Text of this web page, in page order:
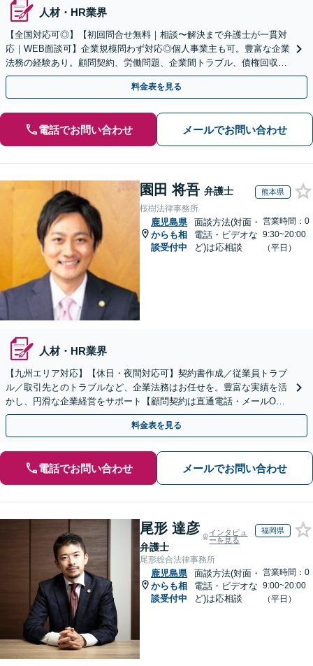
人材・HR業界
【全国対応可◎】【初回問合せ無料｜相談〜解決まで弁護士が一貫対
応｜WEB面談可】企業規模問わず対応◎個人事業主も可。豊富な企業
法務の経験あり。顧問契約、労働問題、企業間トラブル、債権回収、
契約書のリーガルチェック等、サポートします。
料金表を見る
電話でお問い合わせ メールでお問い合わせ
園田 将吾 弁護士 熊本県
桜樹法律事務所
鹿児島県
からも相
談受付中
面談方法(対面・
電話・ビデオな
ど)は応相談
営業時間：0
9:30~20:00
（平日）
人材・HR業界
【九州エリア対応】【休日・夜間対応可】契約書作成／従業員トラブ
ル／取引先とのトラブルなど、企業法務はお任せを。豊富な実績を活
かし、円滑な企業経営をサポート【顧問契約は直通電話・メールO
K】【不動産・介護業界に精通】手ごろなな料金プランあり
料金表を見る
電話でお問い合わせ メールでお問い合わせ
尾形 達彦
弁護士
インタビュ
ーを見る
福岡県
尾形総合法律事務所
鹿児島県
からも相
談受付中
面談方法(対面・
電話・ビデオな
ど)は応相談
営業時間：0
9:00~20:00
（平日）